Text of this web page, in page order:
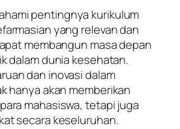
pentingnya kurikulum
yang relevan dan
membangun masa depan
dalam dunia kesehatan.
dan inovasi dalam
hanya akan memberikan
mahasiswa, tetapi juga
secara keseluruhan.